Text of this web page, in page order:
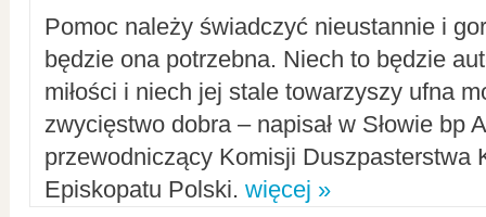
Pomoc należy świadczyć nieustannie i
będzie ona potrzebna. Niech to będzie
miłości i niech jej stale towarzyszy ufna
zwycięstwo dobra – napisał w Słowie bp
przewodniczący Komisji Duszpasterstwa
Episkopatu Polski. więcej »